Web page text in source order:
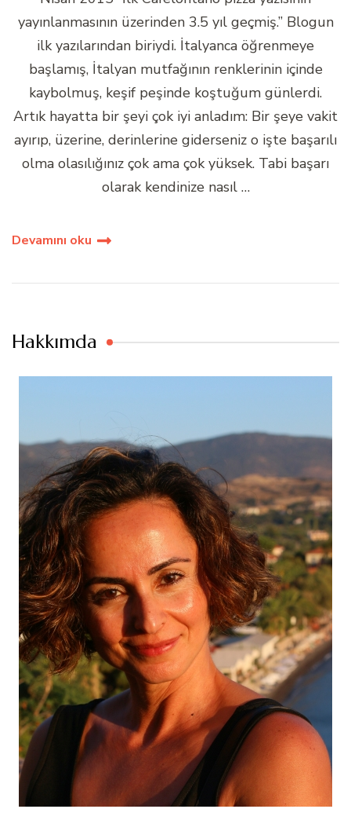
yayınlanmasının üzerinden 3.5 yıl geçmiş.” Blogun
ilk yazılarından biriydi. İtalyanca öğrenmeye
başlamış, İtalyan mutfağının renklerinin içinde
kaybolmuş, keşif peşinde koştuğum günlerdi.
Artık hayatta bir şeyi çok iyi anladım: Bir şeye vakit
ayırıp, üzerine, derinlerine giderseniz o işte başarılı
olma olasılığınız çok ama çok yüksek. Tabi başarı
olarak kendinize nasıl …
Devamını oku
Hakkımda